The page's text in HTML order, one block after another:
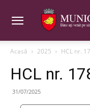
Acasă 2025 HCL nr.
HCL nr.
31/07/2025